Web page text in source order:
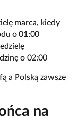
marca, kiedy
o 01:00
o 02:00
a Polską zawsze
na